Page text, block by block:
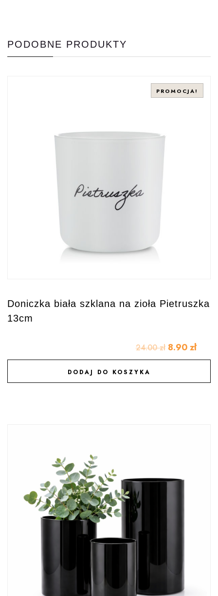
PODOBNE PRODUKTY
PROMOCJA!
Doniczka biała szklana na zioła Pietruszka
13cm
24.00zł 8.90 zł
DODAJ DO KOSZYKA
DODAJ DO ULUBIONYCH